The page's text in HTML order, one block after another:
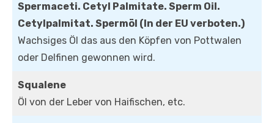
Spermaceti. Cetyl Palmitate. Sperm Oil.
Cetylpalmitat. Spermöl (In der EU verboten.)
Wachsiges Öl das aus den Köpfen von Pottwalen
oder Delfinen gewonnen wird.
Squalene
Öl von der Leber von Haifischen, etc.